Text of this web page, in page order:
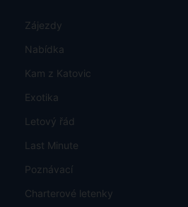
Zájezdy
Nabídka
Kam z Katovic
Exotika
Letový řád
Last Minute
Poznávací
Charterové letenky